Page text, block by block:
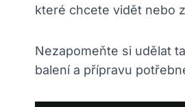
které chcete vidět nebo
Nezapomeňte si udělat
balení a přípravu